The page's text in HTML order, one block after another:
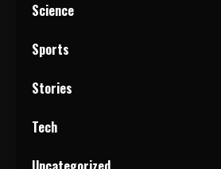
Science
Sports
Stories
Tech